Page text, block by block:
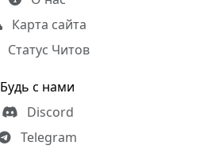
Карта сайта
Статус Читов
Будь с нами
Discord
Telegram